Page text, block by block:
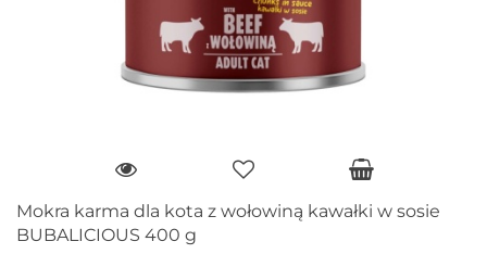
Mokra karma dla kota z wołowiną kawałki w sosie
BUBALICIOUS 400 g